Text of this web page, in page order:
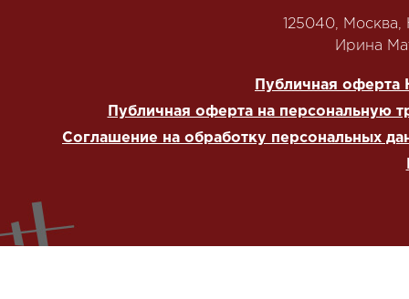
125040,
‭Ирина
Публичная оферта
Публичная оферта на персональную
Соглашение на обработку персональных